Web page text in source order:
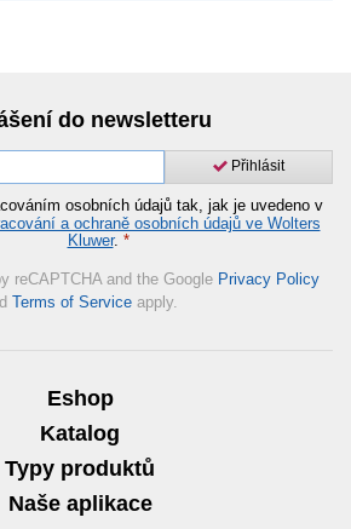
do newsletteru
Přihlásit
osobních údajů tak, jak je uvedeno v
a ochraně osobních údajů ve Wolters
Kluwer. *
reCAPTCHA and the Google Privacy Policy
Terms of Service apply.
Eshop
Katalog
Typy produktů
Naše aplikace